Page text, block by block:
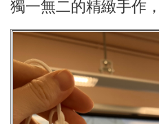
獨一無二的精緻手作